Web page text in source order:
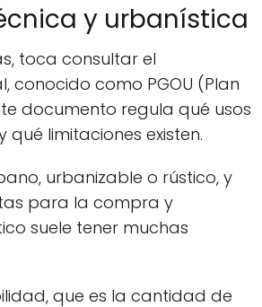
y urbanística
toca consultar el
conocido como PGOU (Plan
documento regula qué usos
limitaciones existen.
urbanizable o rústico, y
para la compra y
suele tener muchas
que es la cantidad de